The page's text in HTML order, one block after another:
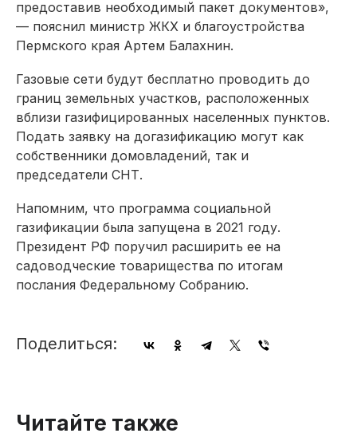
предоставив необходимый пакет документов»,
— пояснил министр ЖКХ и благоустройства
Пермского края Артем Балахнин.
Газовые сети будут бесплатно проводить до
границ земельных участков, расположенных
вблизи газифицированных населенных пунктов.
Подать заявку на догазификацию могут как
собственники домовладений, так и
председатели СНТ.
Напомним, что программа социальной
газификации была запущена в 2021 году.
Президент РФ поручил расширить ее на
садоводческие товарищества по итогам
послания Федеральному Собранию.
Поделиться:
Читайте также